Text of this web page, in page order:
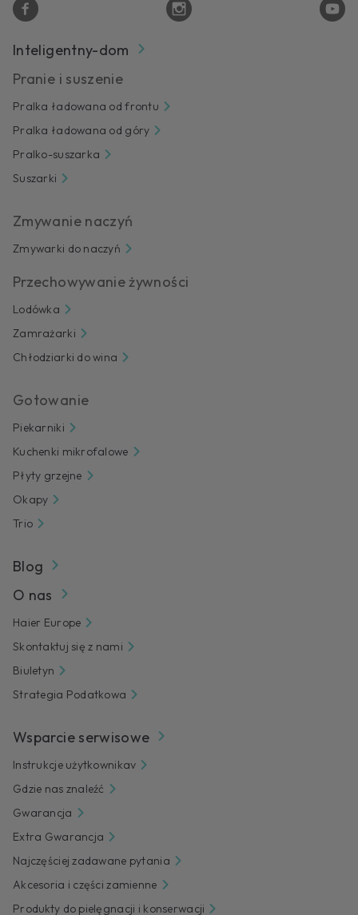
Inteligentny-dom
Pranie i suszenie
Pralka ładowana od frontu
Pralka ładowana od góry
Pralko-suszarka
Suszarki
Zmywanie naczyń
Zmywarki do naczyń
Przechowywanie żywności
Lodówka
Zamrażarki
Chłodziarki do wina
Gotowanie
Piekarniki
Kuchenki mikrofalowe
Płyty grzejne
Okapy
Trio
Blog
O nas
Haier Europe
Skontaktuj się z nami
Biuletyn
Strategia Podatkowa
Wsparcie serwisowe
Instrukcje użytkownikav
Gdzie nas znaleźć
Gwarancja
Extra Gwarancja
Najczęściej zadawane pytania
Akcesoria i części zamienne
Produkty do pielęgnacji i konserwacji